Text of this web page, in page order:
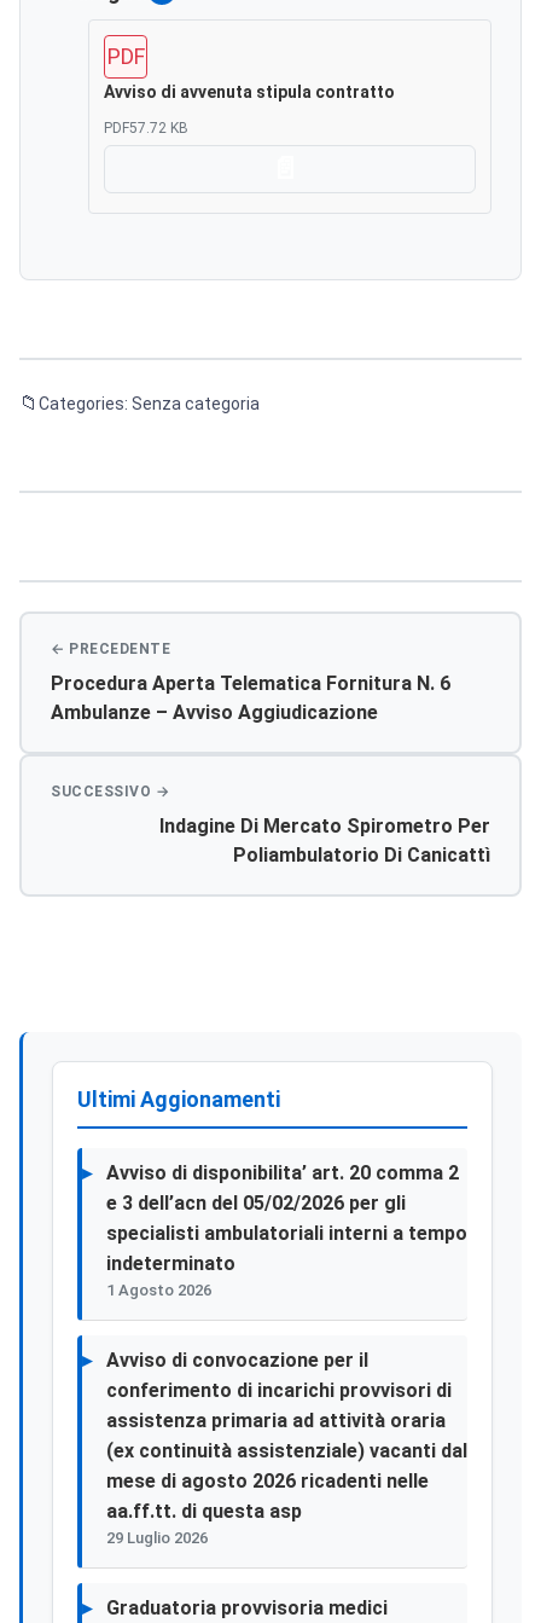
PDF
Avviso di avvenuta stipula contratto
PDF57.72 KB
Categories: Senza categoria
Procedura Aperta Telematica Fornitura N. 6
Ambulanze – Avviso Aggiudicazione
Indagine Di Mercato Spirometro Per
Poliambulatorio Di Canicattì
Ultimi Aggionamenti
Avviso di disponibilita’ art. 20 comma 2
e 3 dell’acn del 05/02/2026 per gli
specialisti ambulatoriali interni a tempo
indeterminato
1 Agosto 2026
Avviso di convocazione per il
conferimento di incarichi provvisori di
assistenza primaria ad attività oraria
(ex continuità assistenziale) vacanti dal
mese di agosto 2026 ricadenti nelle
aa.ff.tt. di questa asp
29 Luglio 2026
Graduatoria provvisoria medici